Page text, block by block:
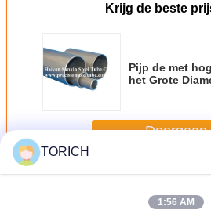
Krijg de beste
Pijp de met
het Grote
Doorgaan
MeerDe hydraulische Buis van het
TORICH
1:56 AM